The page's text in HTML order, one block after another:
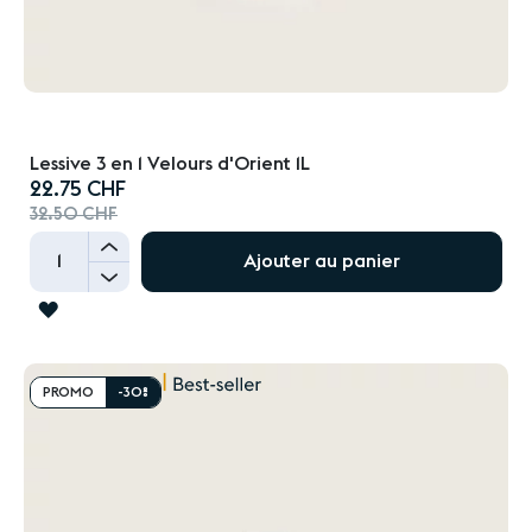
Lessive 3 en 1 Velours d'Orient 1L
Prix
spécial
22.75 CHF
32.50 CHF
+
-
Ajouter au panier
AJOUTER
LA
PROMO -30%